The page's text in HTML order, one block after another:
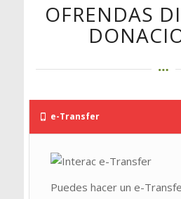
OFRENDAS
e-Transfer
Puedes hacer un e-